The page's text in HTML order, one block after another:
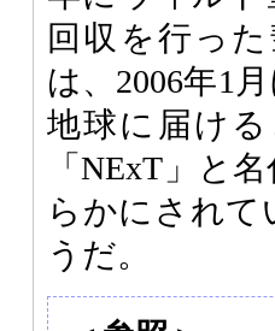
回収を行っ
は、2006年1
地球に届け
「NExT」と
らかにされ
うだ。